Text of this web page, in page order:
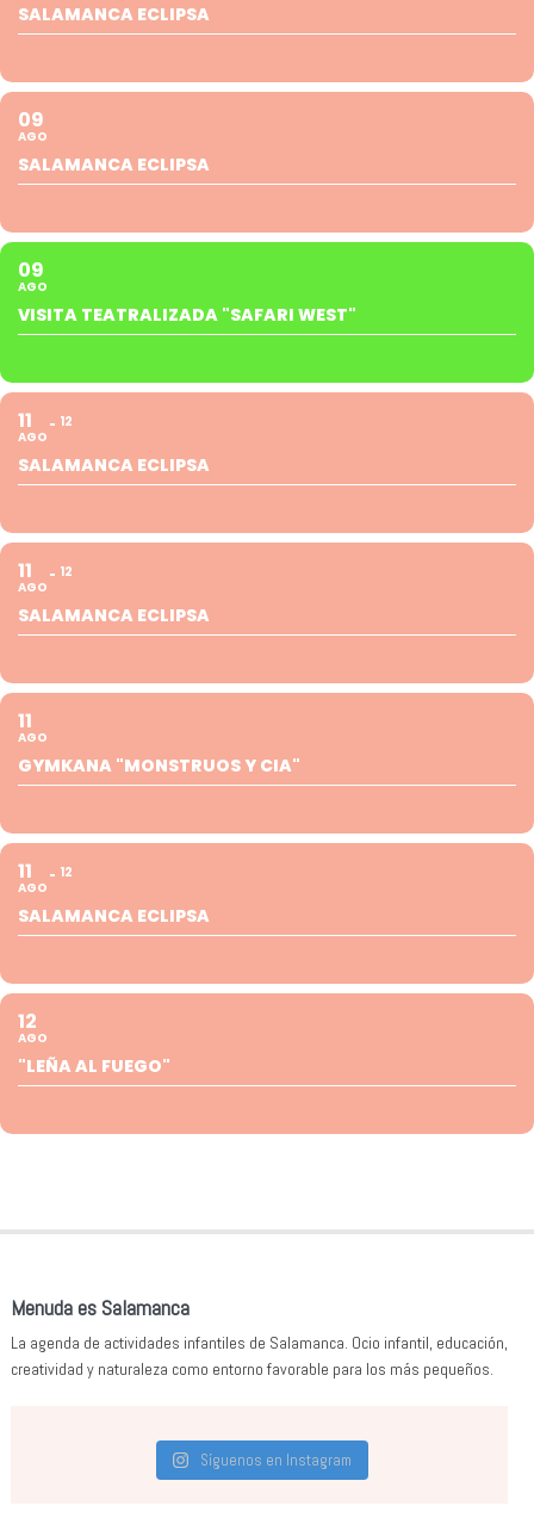
SALAMANCA ECLIPSA
09
AGO
SALAMANCA ECLIPSA
09
AGO
VISITA TEATRALIZADA "SAFARI WEST"
11
AGO
12
SALAMANCA ECLIPSA
11
AGO
12
SALAMANCA ECLIPSA
11
AGO
GYMKANA "MONSTRUOS Y CIA"
11
AGO
12
SALAMANCA ECLIPSA
12
AGO
"LEÑA AL FUEGO"
Menuda es Salamanca
La agenda de actividades infantiles de Salamanca. Ocio infantil, educación,
creatividad y naturaleza como entorno favorable para los más pequeños.
Síguenos en Instagram